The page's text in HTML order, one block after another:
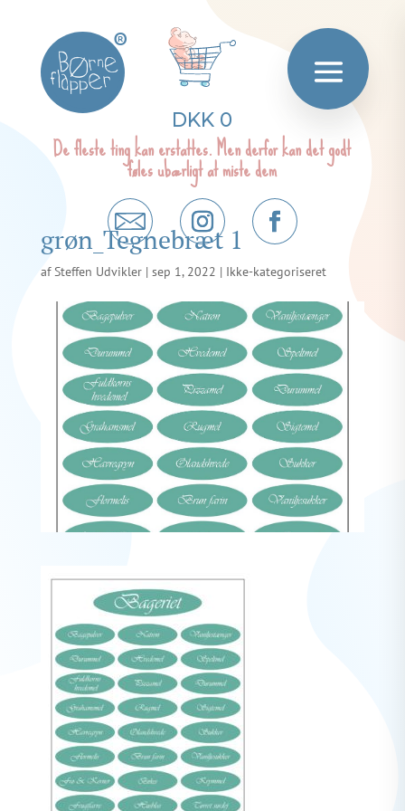
®
DKK 0
De fleste ting kan erstattes. Men derfor kan det godt
føles ubærligt at miste dem
grøn_Tegnebræt 1
afSteffen Udvikler| sep 1, 2022 | Ikke-kategoriseret